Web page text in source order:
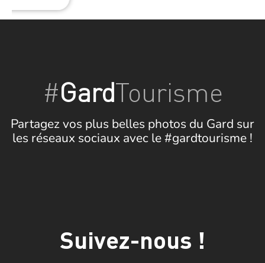
#GardTourisme
Partagez vos plus belles photos du Gard sur
les réseaux sociaux avec le #gardtourisme !
Suivez-nous !